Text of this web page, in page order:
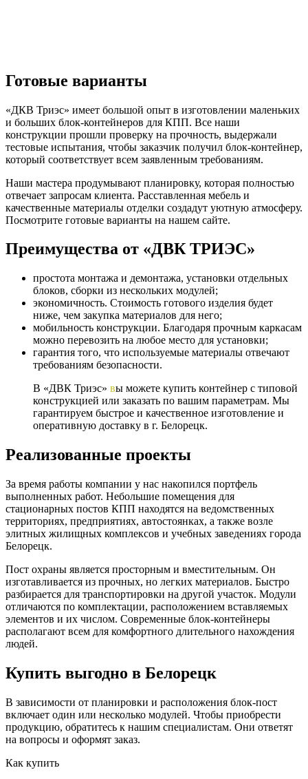
Готовые варианты
«ДКВ Триэс» имеет большой опыт в изготовлении маленьких
и больших блок-контейнеров для КПП. Все наши
конструкции прошли проверку на прочность, выдержали
тестовые испытания, чтобы заказчик получил блок-контейнер,
который соответствует всем заявленным требованиям.
Наши мастера продумывают планировку, которая полностью
отвечает запросам клиента. Расставленная мебель и
качественные материалы отделки создадут уютную атмосферу.
Посмотрите готовые варианты на нашем сайте.
Преимущества от «ДВК ТРИЭС»
простота монтажа и демонтажа, установки отдельных
блоков, сборки из нескольких модулей;
экономичность. Стоимость готового изделия будет
ниже, чем закупка материалов для него;
мобильность конструкции. Благодаря прочным каркасам
можно перевозить на любое место для установки;
гарантия того, что используемые материалы отвечают
требованиям безопасности.
В «ДВК Триэс» вы можете купить контейнер с типовой
конструкцией или заказать по вашим параметрам. Мы
гарантируем быстрое и качественное изготовление и
оперативную доставку в г. Белорецк.
Реализованные проекты
За время работы компании у нас накопился портфель
выполненных работ. Небольшие помещения для
стационарных постов КПП находятся на ведомственных
территориях, предприятиях, автостоянках, а также возле
элитных жилищных комплексов и учебных заведениях города
Белорецк.
Пост охраны является просторным и вместительным. Он
изготавливается из прочных, но легких материалов. Быстро
разбирается для транспортировки на другой участок. Модули
отличаются по комплектации, расположением вставляемых
элементов и их числом. Современные блок-контейнеры
располагают всем для комфортного длительного нахождения
людей.
Купить выгодно в Белорецк
В зависимости от планировки и расположения блок-пост
включает один или несколько модулей. Чтобы приобрести
продукцию, обратитесь к нашим специалистам. Они ответят
на вопросы и оформят заказ.
Как купить